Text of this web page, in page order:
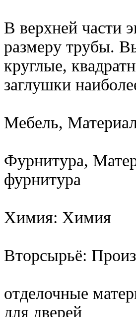
В верхней части
размеру трубы.
круглые,
заглушки
Мебель,
Фурнитура,
фурнитура
Химия: Химия
Вторсырьё:
отделочные
для дверей